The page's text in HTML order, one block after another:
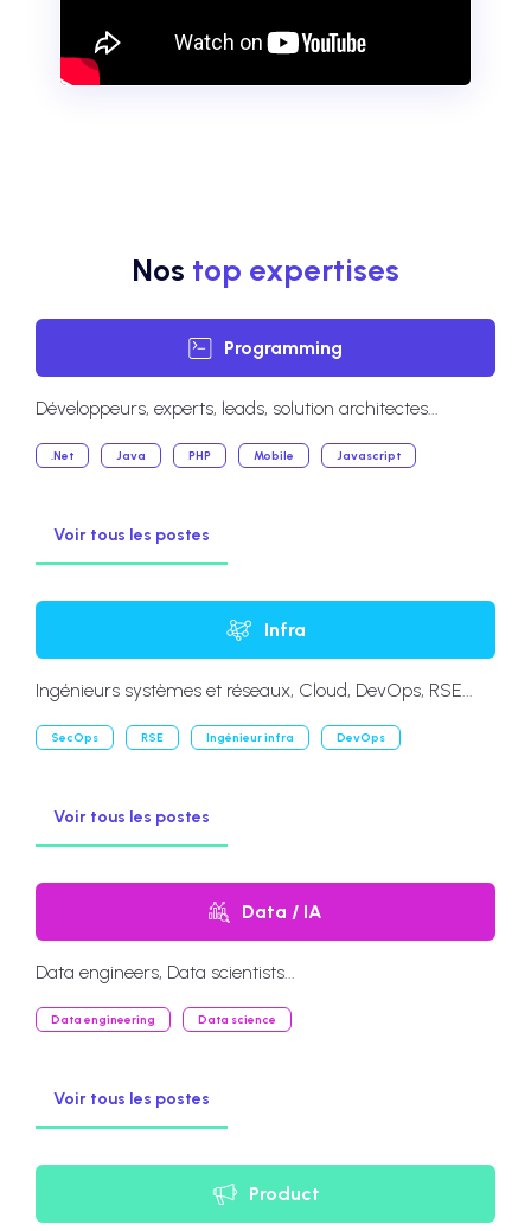
Nos top expertises
Programming
Développeurs, experts, leads, solution architectes...
.Net Java PHP Mobile Javascript
Voir tous les postes
Infra
Ingénieurs systèmes et réseaux, Cloud, DevOps, RSE...
SecOps RSE Ingénieur infra DevOps
Voir tous les postes
Data / IA
Data engineers, Data scientists...
Data engineering Data science
Voir tous les postes
Product